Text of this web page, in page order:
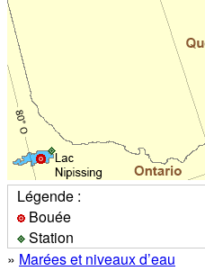
Légende :
Bouée
Station
» Marées et niveaux d’eau